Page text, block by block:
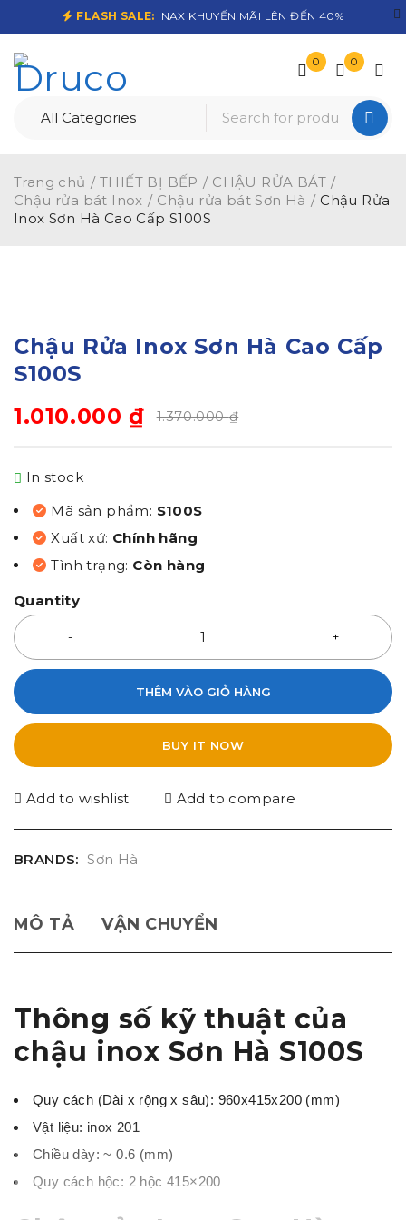
FLASH SALE: INAX KHUYẾN MÃI LÊN ĐẾN 40%
0 0
Trang chủ / THIẾT BỊ BẾP / CHẬU RỬA BÁT /
Chậu rửa bát Inox / Chậu rửa bát Sơn Hà / Chậu Rửa
Inox Sơn Hà Cao Cấp S100S
Chậu Rửa Inox Sơn Hà Cao Cấp
S100S
1.370.000₫
1.010.000 ₫
In stock
Mã sản phẩm: S100S
Xuất xứ: Chính hãng
Tình trạng: Còn hàng
Quantity
THÊM VÀO GIỎ HÀNG
BUY IT NOW
Add to wishlist Add to compare
BRANDS: Sơn Hà
MÔ TẢ VẬN CHUYỂN
Thông số kỹ thuật của
chậu inox Sơn Hà S100S
Quy cách (Dài x rộng x sâu): 960x415x200 (mm)
Vật liệu: inox 201
Chiều dày: ~ 0.6 (mm)
Quy cách hộc: 2 hộc 415×200